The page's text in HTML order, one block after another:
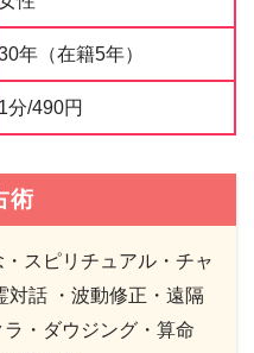
年（在籍5年）
1分/490円
術
スピリチュアル・チャ
対話 ・波動修正・遠隔
・ダウジング・算命